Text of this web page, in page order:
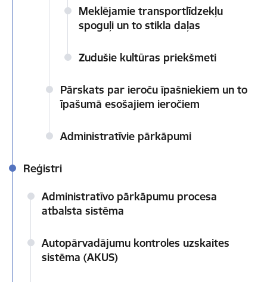
Meklējamie transportlīdzekļu
spoguļi un to stikla daļas
Zudušie kultūras priekšmeti
Pārskats par ieroču īpašniekiem un to
īpašumā esošajiem ieročiem
Administratīvie pārkāpumi
Reģistri
Administratīvo pārkāpumu procesa
atbalsta sistēma
Autopārvadājumu kontroles uzskaites
sistēma (AKUS)